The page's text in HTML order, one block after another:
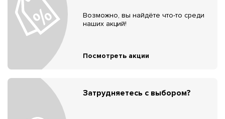
Возможно, вы найдёте что-то среди
наших акций!
Посмотреть акции
Затрудняетесь с выбором?